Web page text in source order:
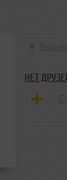
НЕТ